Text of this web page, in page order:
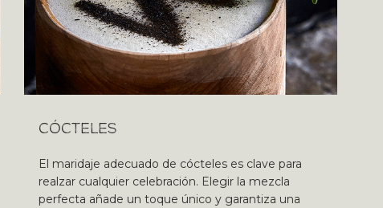
CÓCTELES
El maridaje adecuado de cócteles es clave para
realzar cualquier celebración. Elegir la mezcla
perfecta añade un toque único y garantiza una